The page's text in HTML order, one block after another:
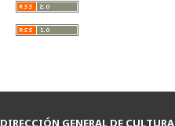
DIRECCIÓN GENERAL DE CULTURA